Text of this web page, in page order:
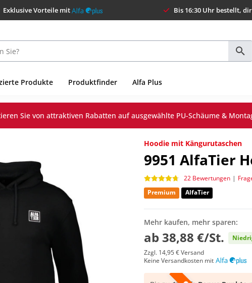
Exklusive Vorteile mit Bis 16:30 Uhr bestellt,
Produkte Produktfinder Alfa Plus
Sie von attraktiven Rabatten auf ausgewählte PU-Schäume &
Hoodie mit Kängurutaschen
9951 AlfaTier
22 Bewertungen |
Premium
AlfaTier
Mehr kaufen, mehr sparen:
ab 38,88 €/St.
Zzgl. 14,95 €Versand
Keine Versandkosten mit